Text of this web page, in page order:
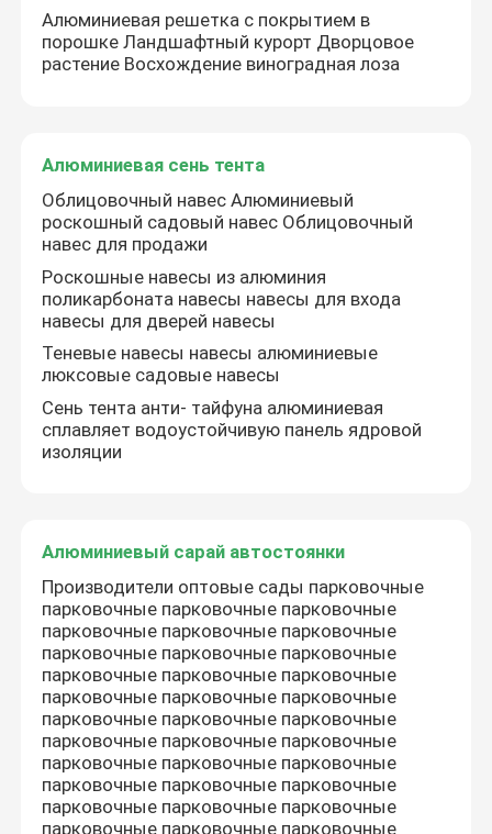
Газебо китайского стиля
Алюминиевая шпалера
Алюминиевая сень тента
Стеклянный Sunroom крыши
Алюминиевая решетка с покрытием в
порошке Ландшафтный курорт Дворцовое
растение Восхождение виноградная лоза
Алюминиевая сень тента
Облицовочный навес Алюминиевый
роскошный садовый навес Облицовочный
навес для продажи
Роскошные навесы из алюминия
поликарбоната навесы навесы для входа
навесы для дверей навесы
Теневые навесы навесы алюминиевые
люксовые садовые навесы
Сень тента анти- тайфуна алюминиевая
сплавляет водоустойчивую панель ядровой
изоляции
Алюминиевый сарай автостоянки
Производители оптовые сады парковочные
парковочные парковочные парковочные
парковочные парковочные парковочные
парковочные парковочные парковочные
парковочные парковочные парковочные
парковочные парковочные парковочные
парковочные парковочные парковочные
парковочные парковочные парковочные
парковочные парковочные парковочные
парковочные парковочные парковочные
парковочные парковочные парковочные
парковочные парковочные парковочные